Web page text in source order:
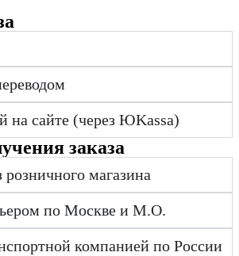
на сайте (через ЮKassa)
заказа
магазина
по Москве и М.О.
компанией по России